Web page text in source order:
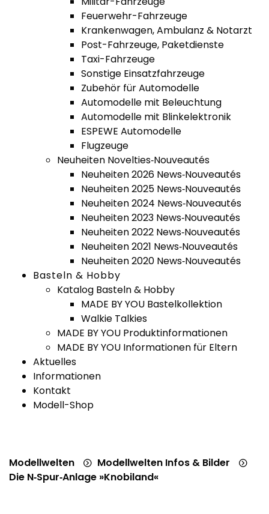
Feuerwehr-Fahrzeuge
Krankenwagen, Ambulanz & Notarzt
Post-Fahrzeuge, Paketdienste
Taxi-Fahrzeuge
Sonstige Einsatzfahrzeuge
Zubehör für Automodelle
Automodelle mit Beleuchtung
Automodelle mit Blinkelektronik
ESPEWE Automodelle
Flugzeuge
Neuheiten Novelties‑Nouveautés
Neuheiten 2026 News‑Nouveautés
Neuheiten 2025 News‑Nouveautés
Neuheiten 2024 News‑Nouveautés
Neuheiten 2023 News‑Nouveautés
Neuheiten 2022 News‑Nouveautés
Neuheiten 2021 News‑Nouveautés
Neuheiten 2020 News‑Nouveautés
Basteln & Hobby
Katalog Basteln & Hobby
MADE BY YOU Bastelkollektion
Walkie Talkies
MADE BY YOU Produktinformationen
MADE BY YOU Informationen für Eltern
Aktuelles
Informationen
Kontakt
Modell-Shop
Modellwelten
Modellwelten Infos & Bilder
Die N‑Spur‑Anlage »Knobiland«